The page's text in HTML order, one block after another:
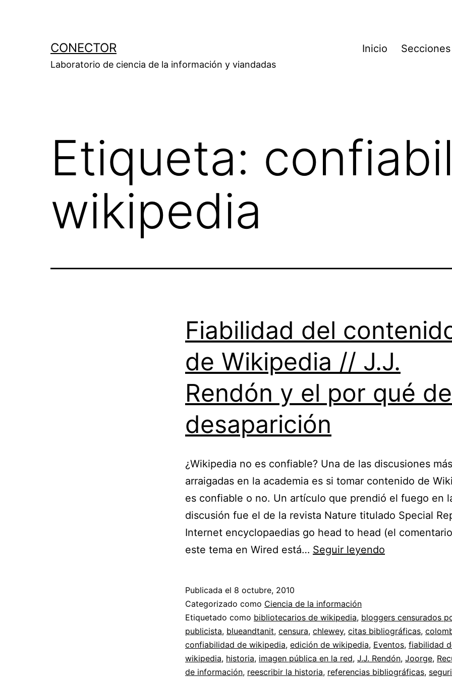
CONECTOR
Laboratorio de ciencia de la información y viandadas
Inicio Secciones
Etiqueta:
wikipedia
Fiabilidad del
de Wikipedia // J.J.
Rendón y el por qué
desaparición
¿Wikipedia no es confiable? Una de las discusiones más
arraigadas en la academia es si tomar contenido de
es confiable o no. Un artículo que prendió el fuego en
discusión fue el de la revista Nature titulado Special
Internet encyclopaedias go head to head (el
este tema en Wired está… Seguir leyendo
Wikipedia
//
J.J.
Rendón
Publicada el 8 octubre, 2010
Categorizado como Ciencia de la información
Etiquetado como bibliotecarios de wikipedia, bloggers censurados
publicista, blueandtanit, censura, chlewey, citas bibliográficas,
confiabilidad de wikipedia, edición de wikipedia, Eventos, fiabilidad
wikipedia, historia, imagen pública en la red, J.J. Rendón, Joorge,
de información, reescribir la historia, referencias bibliográficas,